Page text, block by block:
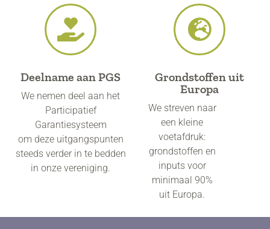
Deelname aan PGS
We nemen deel aan het
Participatief
Garantiesysteem
om deze uitgangspunten
steeds verder in te bedden
in onze vereniging.
Grondstoffen uit
Europa
We streven naar
een kleine
voetafdruk:
grondstoffen en
inputs voor
minimaal 90%
uit Europa.